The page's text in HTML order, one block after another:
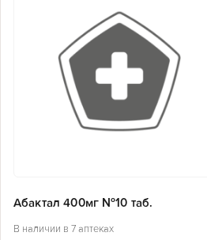
Абактал 400мг №10 таб.
В наличии в 7 аптеках